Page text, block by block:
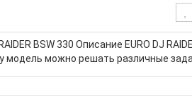
BSW 330 Описание EURO DJ
модель можно решать различные